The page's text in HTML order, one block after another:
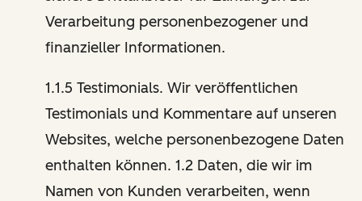
Verarbeitung personenbezogener und
finanzieller Informationen.
1.1.5 Testimonials. Wir veröffentlichen
Testimonials und Kommentare auf unseren
Websites, welche personenbezogene Daten
enthalten können. 1.2 Daten, die wir im
Namen von Kunden verarbeiten, wenn